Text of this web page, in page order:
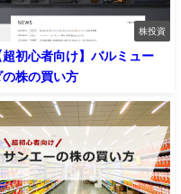
株投資
超初心者向け】バルミュー
の株の買い方